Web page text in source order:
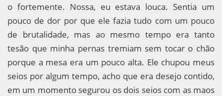
o fortemente. Nossa, eu estava louca. Sentia um
pouco de dor por que ele fazia tudo com um pouco
de brutalidade, mas ao mesmo tempo era tanto
tesão que minha pernas tremiam sem tocar o chão
porque a mesa era um pouco alta. Ele chupou meus
seios por algum tempo, acho que era desejo contido,
em um momento segurou os dois seios com as maos